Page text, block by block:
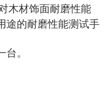
木材饰面耐磨性能
途的耐磨性能测试手
。